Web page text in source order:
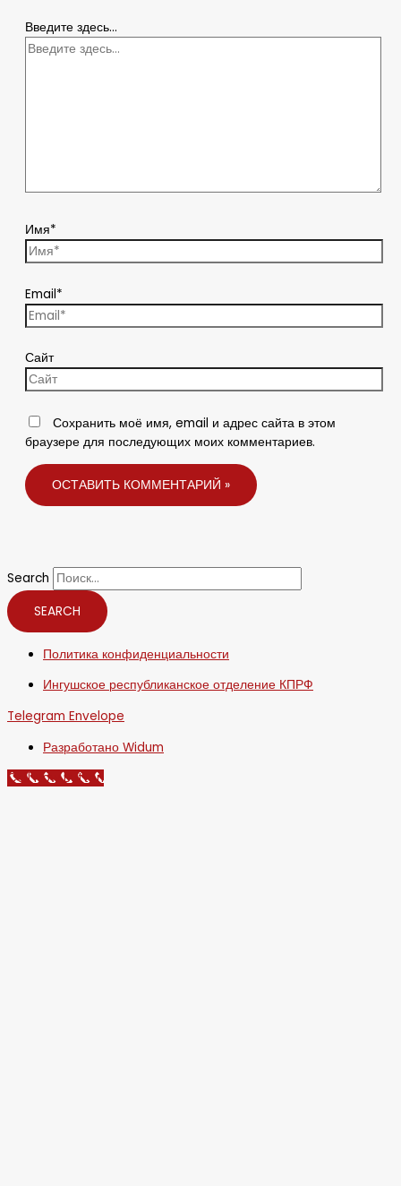
Введите здесь...
Имя*
Email*
Сайт
Сохранить моё имя, email и адрес сайта в этом
браузере для последующих моих комментариев.
Search
SEARCH
Политика конфиденциальности
Ингушское республиканское отделение КПРФ
Telegram Envelope
Разработано Widum
Call Now Button